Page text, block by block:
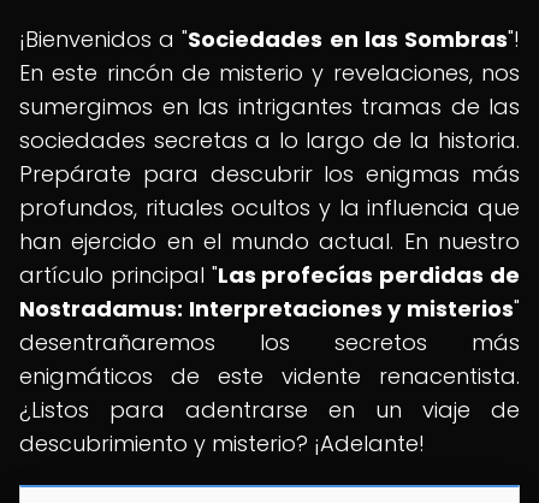
¡Bienvenidos a "Sociedades en las Sombras"!
En este rincón de misterio y revelaciones, nos
sumergimos en las intrigantes tramas de las
sociedades secretas a lo largo de la historia.
Prepárate para descubrir los enigmas más
profundos, rituales ocultos y la influencia que
han ejercido en el mundo actual. En nuestro
artículo principal "Las profecías perdidas de
Nostradamus: Interpretaciones y misterios"
desentrañaremos los secretos más
enigmáticos de este vidente renacentista.
¿Listos para adentrarse en un viaje de
descubrimiento y misterio? ¡Adelante!